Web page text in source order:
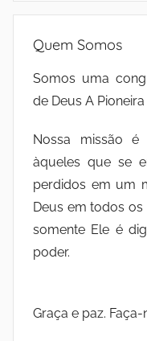
Quem Somos
Somos uma
de Deus A
Nossa missão
àqueles que se
perdidos em um
Deus em todos
somente Ele é
poder.
Graça e paz.